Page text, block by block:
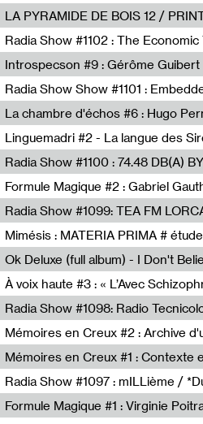
Radio Campus Bruxelles
Sammy Stein
Radio Grenouille
Introspecson #9 : Gérôme Guibert
Pierre Henry,Gérôme Guibert
Jimmy Peggie,radioart106
La chambre d'échos #6 : Hugo
Revue Les Chambres,Hugo Pernet
Linguemadri #2 - La langue des
Meris Angioletti
radio x
Formule Magique #2 : Gabriel
Nathalie Lacroix,Gabriel Gauthier
TEAFM
Francesco Russo,Scuola della Crisi
À voix haute #3 : « L’Avec
Radio Orange 94.0
Sophie Auger-Grappin
Sophie Auger-Grappin
Radia Show #1097 : mILLième /
Formule Magique #1 : Virginie